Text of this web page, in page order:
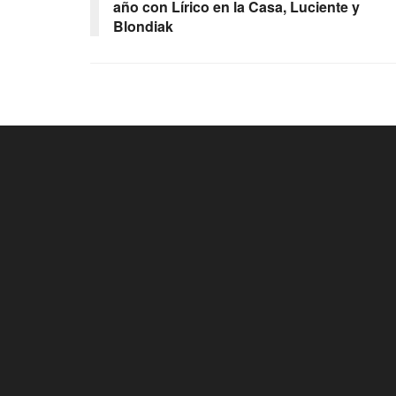
año con Lírico en la Casa, Luciente y
Blondiak